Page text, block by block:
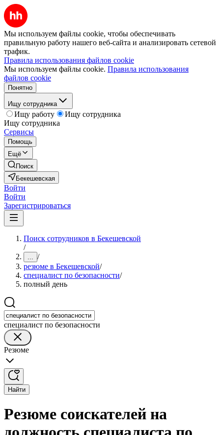
Мы используем файлы cookie, чтобы обеспечивать
правильную работу нашего веб-сайта и анализировать сетевой
трафик.
Правила использования файлов cookie
Мы используем файлы cookie. Правила использования
файлов cookie
Понятно
Ищу сотрудника
Ищу работу
Ищу сотрудника
Ищу сотрудника
Сервисы
Помощь
Ещё
Поиск
Бекешевская
Войти
Войти
Зарегистрироваться
Поиск сотрудников в Бекешевской
/
... /
резюме в Бекешевской/
специалист по безопасности/
полный день
специалист по безопасности
Резюме
Найти
Резюме соискателей на